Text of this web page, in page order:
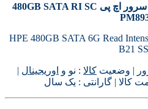
مشخصات فنی و قیمت SSD سرور اچ پی 480GB SATA RI SC
HPE 480GB SATA 6G Read
B21
| وضعیت کالا : نو و اوریجینال |
کالا | گارانتی : یک سال